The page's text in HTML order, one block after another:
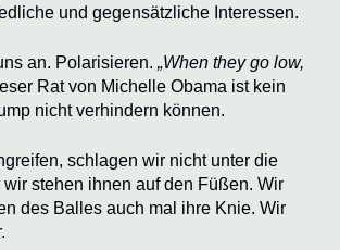
und gegensätzliche Interessen.
an. Polarisieren.„When they go low,
Rat von Michelle Obama ist kein
nicht verhindern können.
schlagen wir nicht unter die
stehen ihnen auf den Füßen. Wir
des Balles auch mal ihre Knie. Wir